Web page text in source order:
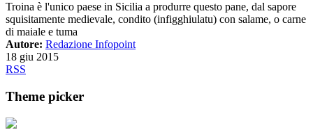
Troina è l'unico paese in Sicilia a produrre questo pane, dal sapore
squisitamente medievale, condito (infigghiulatu) con salame, o carne
di maiale e tuma
Autore: Redazione Infopoint
18 giu 2015
RSS
Theme picker